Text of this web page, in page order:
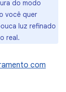
do modo
você quer
luz refinado
real.
com